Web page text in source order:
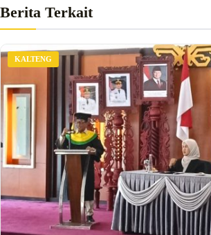
Berita Terkait
KALTENG